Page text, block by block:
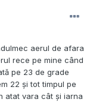
aerul de afara
rece pe mine când
pe 23 de grade
22 și tot timpul pe
atat vara cât și iarna